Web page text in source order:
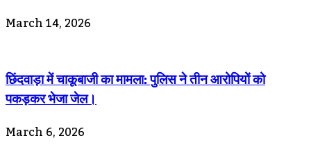
March 14, 2026
छिंदवाड़ा में चाकूबाजी का मामला: पुलिस ने तीन आरोपियों को
पकड़कर भेजा जेल।
March 6, 2026